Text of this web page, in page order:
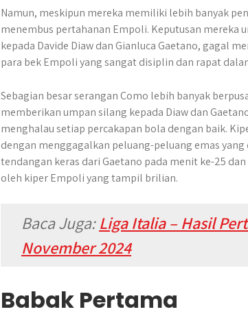
Namun, meskipun mereka memiliki lebih banyak
menembus pertahanan Empoli. Keputusan mereka
kepada Davide Diaw dan Gianluca Gaetano, gagal
para bek Empoli yang sangat disiplin dan rapat
Sebagian besar serangan Como lebih banyak
memberikan umpan silang kepada Diaw dan
menghalau setiap percakapan bola dengan baik.
dengan menggagalkan peluang-peluang emas
tendangan keras dari Gaetano pada menit ke-25
oleh kiper Empoli yang tampil brilian.
Baca Juga:Liga Italia – Hasil
November 2024
Babak Pertama